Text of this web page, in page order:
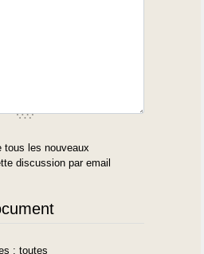
tous les nouveaux
discussion par email
: toutes